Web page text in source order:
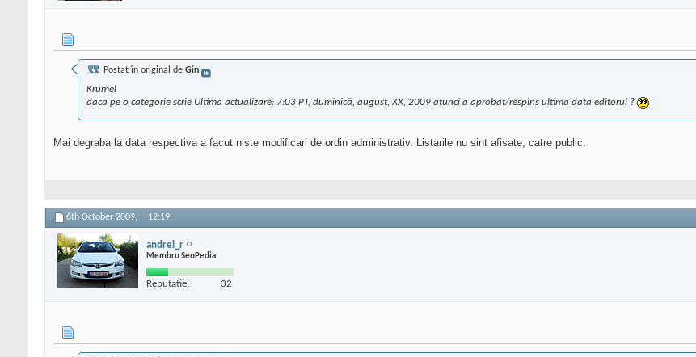
Postat în original de Gin
Krumel
daca pe o categorie scrie Ultima actualizare: 7:03 PT, duminică, august, XX, 2009 atunci a aprobat/respins ultima data editorul ?
Mai degraba la data respectiva a facut niste modificari de ordin administrativ. Listarile nu sint afisate, catre public.
6th October 2009, 12:19
andrei_r
Membru SeoPedia
Reputatie: 32